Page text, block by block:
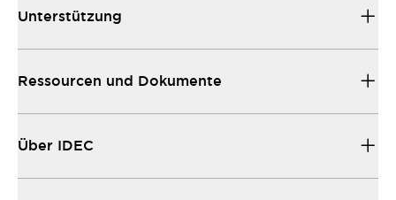
Unterstützung
Ressourcen und Dokumente
Über IDEC